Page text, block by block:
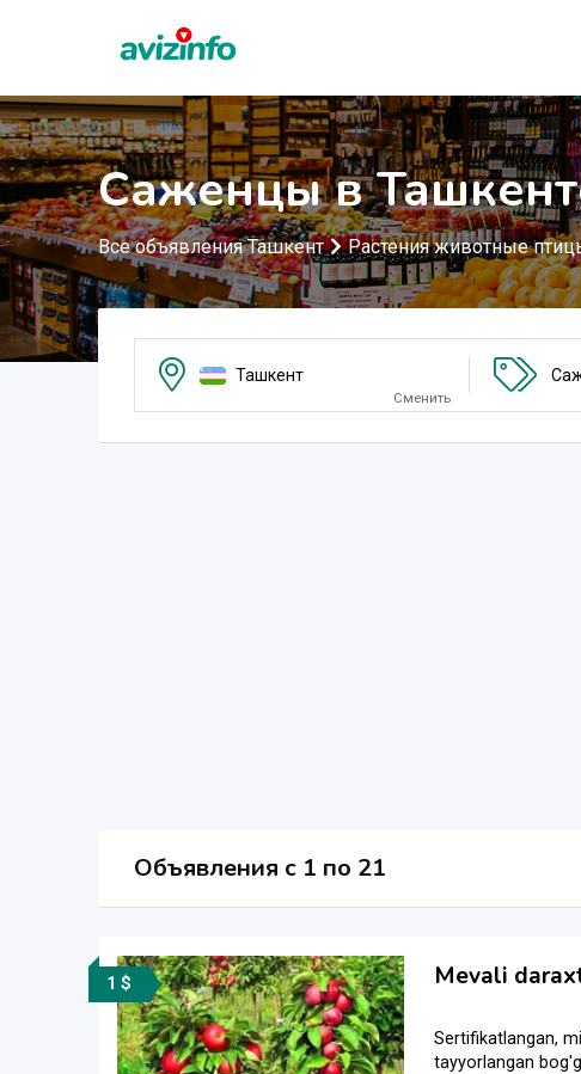
Саженцы в
Все объявления Ташкент Растения животные
Ташкент
Сменить
Объявления c 1 по 21
1 $ Mevali
Sertifikatlangan,
tayyorlangan